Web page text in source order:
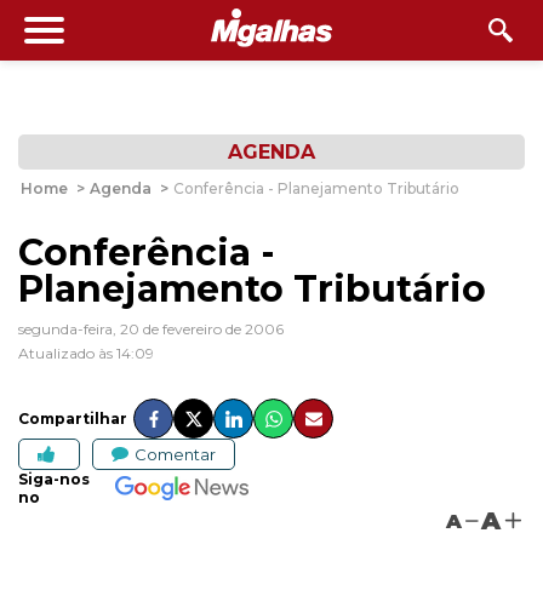
AGENDA
Home > Agenda > Conferência - Planejamento Tributário
Conferência -
Planejamento Tributário
segunda-feira, 20 de fevereiro de 2006
Atualizado às 14:09
Compartilhar
Comentar
Siga-nos
no
A A